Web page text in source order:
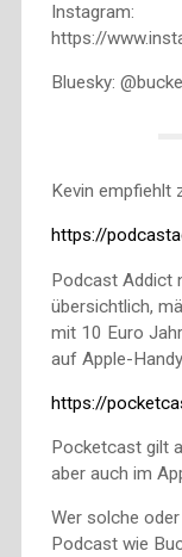
Instagram:
https://
Bluesky:
Kevin empfiehlt
https://
Podcast Addict
übersichtlich,
mit 10 Euro
auf Apple-
https://
Pocketcast gilt
aber auch im
Wer solche
Podcast wie